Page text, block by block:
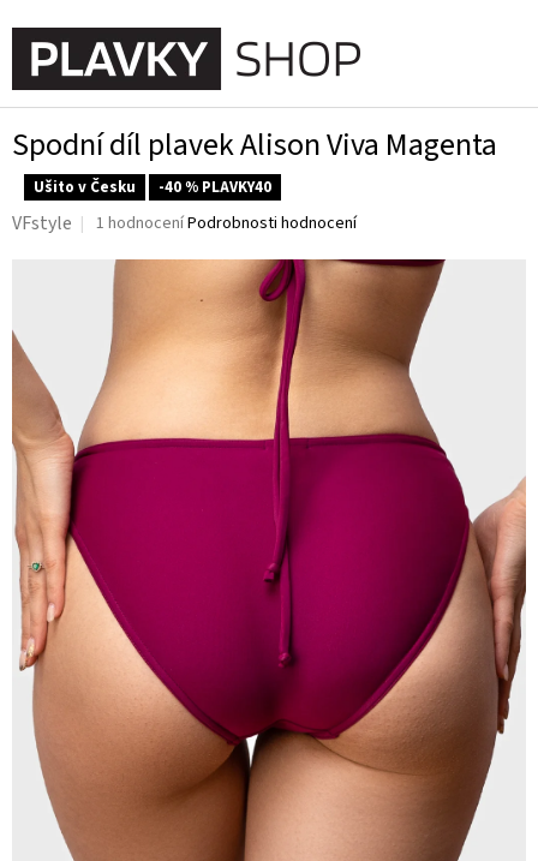
na
obsah
Spodní díl plavek Alison Viva Magenta
Ušito v Česku -40 % PLAVKY40
Průměrné
produktu
hvězdiček.
1 hodnoceníPodrobnosti hodnocení
VFstyle